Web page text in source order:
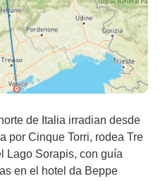
de Italia irradian desde
por Cinque Torri, rodea Tre
Lago Sorapis, con guía
en el hotel da Beppe